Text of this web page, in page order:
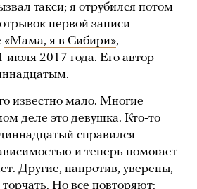
такси; я отрубился потом
первой записи
«Мама, я в Сибири»,
июля 2017 года. Его автор
известно мало. Многие
деле это девушка. Кто-то
справился
и теперь помогает
Другие, напротив, уверены,
Но все повторяют: